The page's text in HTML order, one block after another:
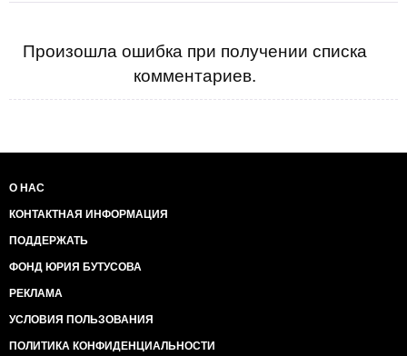
Произошла ошибка при получении списка
комментариев.
О НАС
КОНТАКТНАЯ ИНФОРМАЦИЯ
ПОДДЕРЖАТЬ
ФОНД ЮРИЯ БУТУСОВА
РЕКЛАМА
УСЛОВИЯ ПОЛЬЗОВАНИЯ
ПОЛИТИКА КОНФИДЕНЦИАЛЬНОСТИ